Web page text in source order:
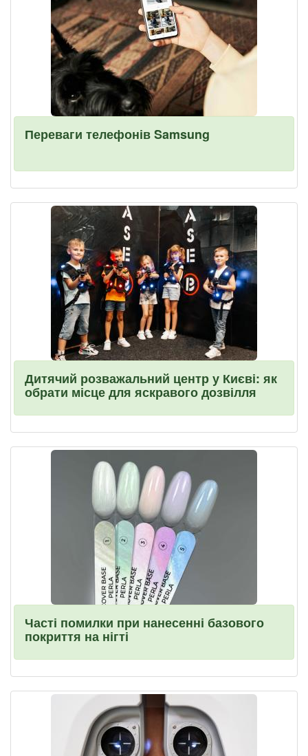
Переваги телефонів Samsung
Дитячий розважальний центр у Києві: як
обрати місце для яскравого дозвілля
Часті помилки при нанесенні базового
покриття на нігті